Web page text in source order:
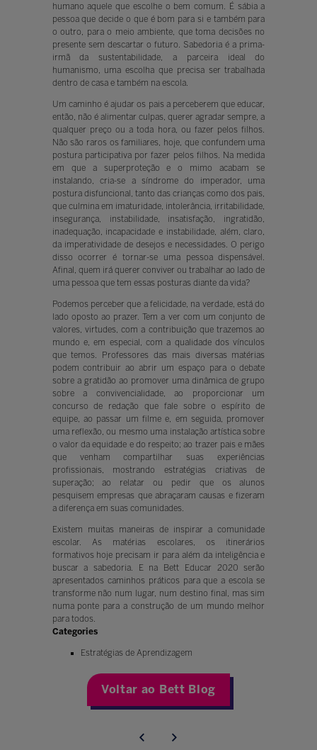
humano aquele que escolhe o bem comum. É sábia a
pessoa que decide o que é bom para si e também para
o outro, para o meio ambiente, que toma decisões no
presente sem descartar o futuro. Sabedoria é a prima-
irmã da sustentabilidade, a parceira ideal do
humanismo, uma escolha que precisa ser trabalhada
dentro de casa e também na escola.
Um caminho é ajudar os pais a perceberem que educar,
então, não é alimentar culpas, querer agradar sempre, a
qualquer preço ou a toda hora, ou fazer pelos filhos.
Não são raros os familiares, hoje, que confundem uma
postura participativa por fazer pelos filhos. Na medida
em que a superproteção e o mimo acabam se
instalando, cria-se a síndrome do imperador, uma
postura disfuncional, tanto das crianças como dos pais,
que culmina em imaturidade, intolerância, irritabilidade,
insegurança, instabilidade, insatisfação, ingratidão,
inadequação, incapacidade e instabilidade, além, claro,
da imperatividade de desejos e necessidades. O perigo
disso ocorrer é tornar-se uma pessoa dispensável.
Afinal, quem irá querer conviver ou trabalhar ao lado de
uma pessoa que tem essas posturas diante da vida?
Podemos perceber que a felicidade, na verdade, está do
lado oposto ao prazer. Tem a ver com um conjunto de
valores, virtudes, com a contribuição que trazemos ao
mundo e, em especial, com a qualidade dos vínculos
que temos. Professores das mais diversas matérias
podem contribuir ao abrir um espaço para o debate
sobre a gratidão ao promover uma dinâmica de grupo
sobre a convivencialidade, ao proporcionar um
concurso de redação que fale sobre o espírito de
equipe, ao passar um filme e, em seguida, promover
uma reflexão, ou mesmo uma instalação artística sobre
o valor da equidade e do respeito; ao trazer pais e mães
que venham compartilhar suas experiências
profissionais, mostrando estratégias criativas de
superação; ao relatar ou pedir que os alunos
pesquisem empresas que abraçaram causas e fizeram
a diferença em suas comunidades.
Existem muitas maneiras de inspirar a comunidade
escolar. As matérias escolares, os itinerários
formativos hoje precisam ir para além da inteligência e
buscar a sabedoria. E na Bett Educar 2020 serão
apresentados caminhos práticos para que a escola se
transforme não num lugar, num destino final, mas sim
numa ponte para a construção de um mundo melhor
para todos.
Categories
Estratégias de Aprendizagem
Voltar ao Bett Blog